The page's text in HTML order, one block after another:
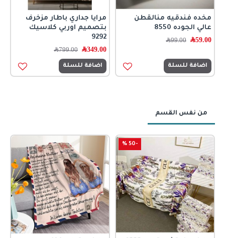
مخده فندقيه منالقطن
عالي الجوده 8550
59.00﷼ 99.00﷼
اضافة للسلة
مرايا جداري باطار مزخرف
بتصميم اوربي كلاسيك
9292
349.00﷼ 799.00﷼
اضافة للسلة
من نفس القسم
-50 %